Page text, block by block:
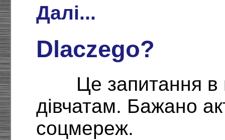
Далі...
Dlaczego?
Це запитання в
дівчатам. Бажано
соцмереж.